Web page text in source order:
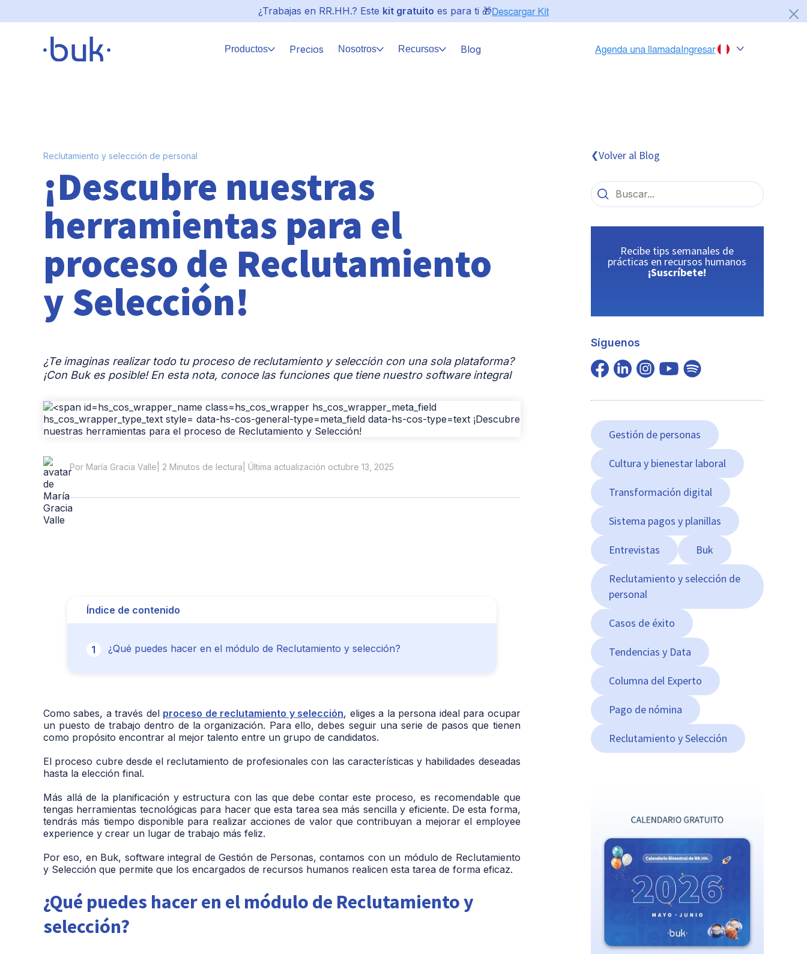
¿Trabajas en RR.HH.? Este kit gratuito es para ti 🎁
Productos Precios Nosotros Recursos Blog
México
Reclutamiento y selección de personal
¡Descubre nuestras
herramientas para el
proceso de Reclutamiento
y Selección!
¿Te imaginas realizar todo tu proceso de reclutamiento y selección con una sola plataforma?
¡Con Buk es posible! En esta nota, conoce las funciones que tiene nuestro software integral
Por María Gracia Valle | 2 Minutos de lectura | Última actualización octubre 13, 2025
Índice de contenido
¿Qué puedes hacer en el módulo de Reclutamiento y selección?
Como sabes, a través del proceso de reclutamiento y selección, eliges a la persona ideal para ocupar
un puesto de trabajo dentro de la organización. Para ello, debes seguir una serie de pasos que tienen
como propósito encontrar al mejor talento entre un grupo de candidatos.
El proceso cubre desde el reclutamiento de profesionales con las características y habilidades deseadas
hasta la elección final.
Más allá de la planificación y estructura con las que debe contar este proceso, es recomendable que
tengas herramientas tecnológicas para hacer que esta tarea sea más sencilla y eficiente. De esta forma,
tendrás más tiempo disponible para realizar acciones de valor que contribuyan a mejorar el employee
experience y crear un lugar de trabajo más feliz.
Por eso, en Buk, software integral de Gestión de Personas, contamos con un módulo de Reclutamiento
y Selección que permite que los encargados de recursos humanos realicen esta tarea de forma eficaz.
¿Qué puedes hacer en el módulo de Reclutamiento y
selección?
❮Volver al Blog
Recibe tips semanales de
prácticas en recursos humanos
¡Suscríbete!
Síguenos
Gestión de personas
Cultura y bienestar laboral
Transformación digital
Sistema pagos y planillas
Entrevistas Buk
Reclutamiento y selección de
personal
Casos de éxito
Tendencias y Data
Columna del Experto
Pago de nómina
Reclutamiento y Selección